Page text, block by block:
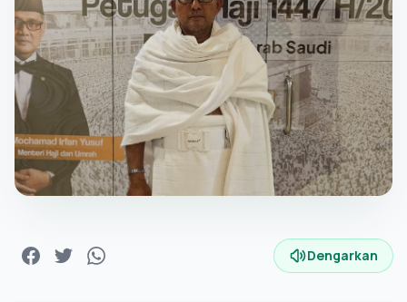
Dengarkan